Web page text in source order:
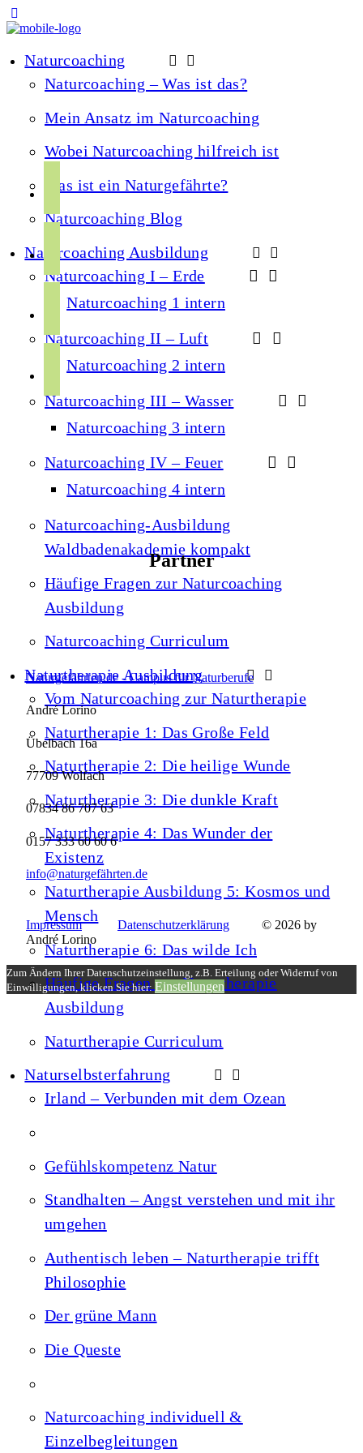
Naturcoaching
Naturcoaching – Was ist das?
Mein Ansatz im Naturcoaching
Wobei Naturcoaching hilfreich ist
Was ist ein Naturgefährte?
Naturcoaching Blog
Naturcoaching Ausbildung
Naturcoaching I – Erde
Naturcoaching 1 intern
Naturcoaching II – Luft
Naturcoaching 2 intern
Naturcoaching III – Wasser
Naturcoaching 3 intern
Naturcoaching IV – Feuer
Naturcoaching 4 intern
Naturcoaching-Ausbildung
Waldbadenakademie kompakt
Häufige Fragen zur Naturcoaching
Ausbildung
Naturcoaching Curriculum
Naturtherapie Ausbildung
Vom Naturcoaching zur Naturtherapie
Naturtherapie 1: Das Große Feld
Naturtherapie 2: Die heilige Wunde
Naturtherapie 3: Die dunkle Kraft
Naturtherapie 4: Das Wunder der
Existenz
Naturtherapie Ausbildung 5: Kosmos und
Mensch
Naturtherapie 6: Das wilde Ich
Häufige Fragen zur Naturtherapie
Ausbildung
Naturtherapie Curriculum
Naturselbsterfahrung
Irland – Verbunden mit dem Ozean
Gefühlskompetenz Natur
Standhalten – Angst verstehen und mit ihr
umgehen
Authentisch leben – Naturtherapie trifft
Philosophie
Der grüne Mann
Die Queste
Naturcoaching individuell &
Einzelbegleitungen
c
b
o
k
n
s
g
a
u
b
o
f
Partner
Naturgefährten.de - Campus für Naturberufe
André Lorino
Übelbach 16a
77709 Wolfach
07834 86 707 63
0157 333 60 60 6
info@naturgefährten.de
Impressum Datenschutzerklärung © 2026 by
André Lorino
Zum Ändern Ihrer Datenschutzeinstellung, z.B. Erteilung oder Widerruf von
Einwilligungen, klicken Sie hier:Einstellungen